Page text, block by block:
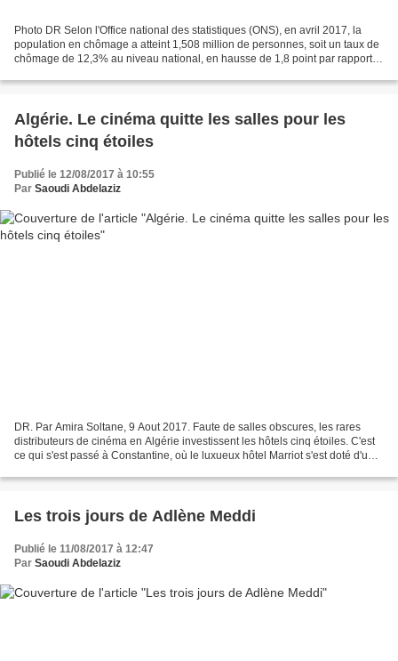
Photo DR Selon l'Office national des statistiques (ONS), en avril 2017, la
population en chômage a atteint 1,508 million de personnes, soit un taux de
chômage de 12,3% au niveau national, en hausse de 1,8 point par rapport à
Algérie. Le cinéma quitte les salles pour les
hôtels cinq étoiles
Publié le 12/08/2017 à 10:55
Par Saoudi Abdelaziz
DR. Par Amira Soltane, 9 Aout 2017. Faute de salles obscures, les rares
distributeurs de cinéma en Algérie investissent les hôtels cinq étoiles. C'est
ce qui s'est passé à Constantine, où le luxueux hôtel Marriot s'est doté d'un
Les trois jours de Adlène Meddi
Publié le 11/08/2017 à 12:47
Par Saoudi Abdelaziz